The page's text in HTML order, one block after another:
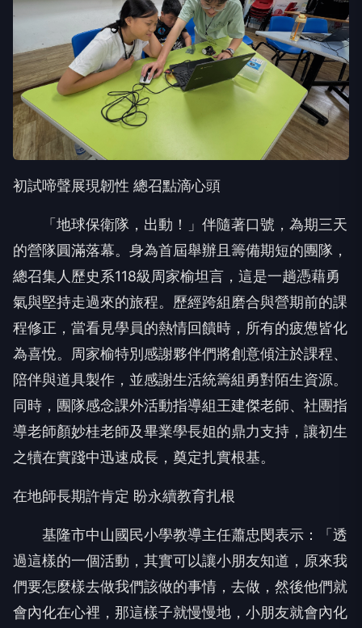
初試啼聲展現韌性 總召點滴心頭
「地球保衛隊，出動！」伴隨著口號，為期三天
的營隊圓滿落幕。身為首屆舉辦且籌備期短的團隊，
總召集人歷史系118級周家榆坦言，這是一趟憑藉勇
氣與堅持走過來的旅程。歷經跨組磨合與營期前的課
程修正，當看見學員的熱情回饋時，所有的疲憊皆化
為喜悅。周家榆特別感謝夥伴們將創意傾注於課程、
陪伴與道具製作，並感謝生活統籌組勇對陌生資源。
同時，團隊感念課外活動指導組王建傑老師、社團指
導老師顏妙桂老師及畢業學長姐的鼎力支持，讓初生
之犢在實踐中迅速成長，奠定扎實根基。
在地師長期許肯定 盼永續教育扎根
基隆市中山國民小學教導主任蕭忠閔表示：「透
過這樣的一個活動，其實可以讓小朋友知道，原來我
們要怎麼樣去做我們該做的事情，去做，然後他們就
會內化在心裡，那這樣子就慢慢地，小朋友就會內化
到他整個家庭去，那這樣子就會越來越好。我覺得這